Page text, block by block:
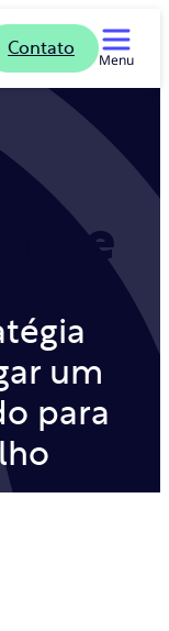
Contato
Menu
um
para